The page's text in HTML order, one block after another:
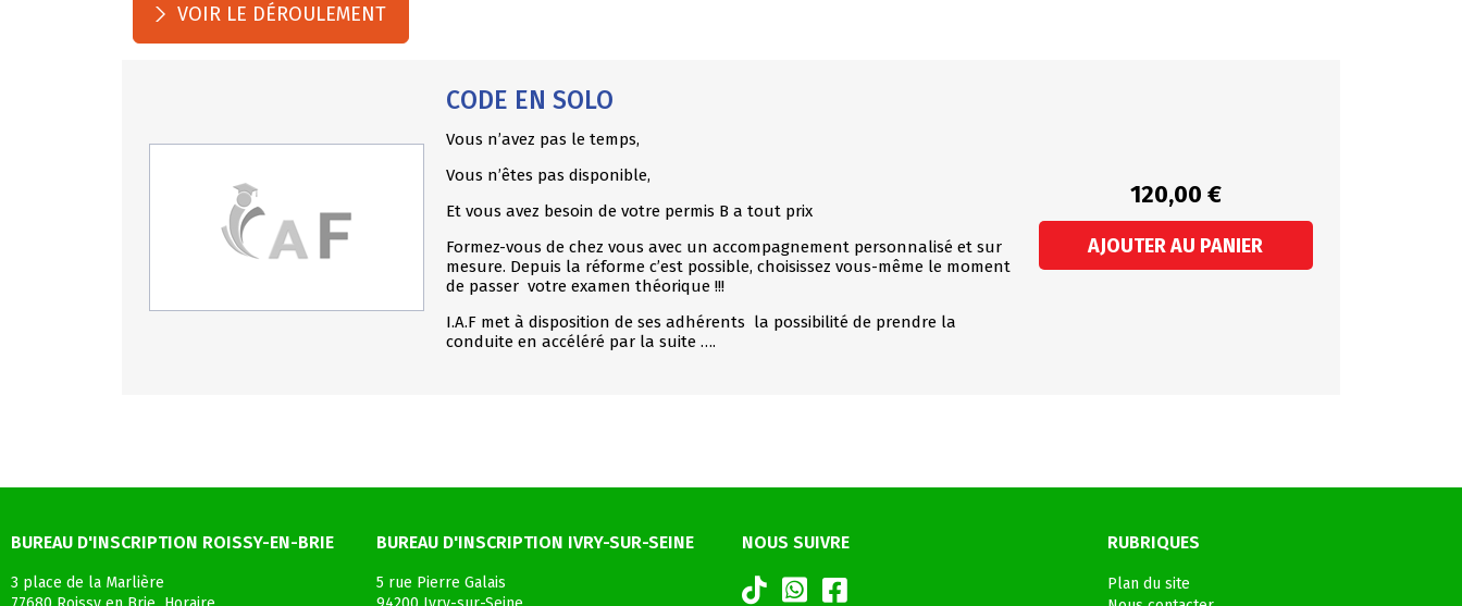
VOIR LE DÉROULEMENT
CODE EN SOLO
Vous n’avez pas le temps,
Vous n’êtes pas disponible,
Et vous avez besoin de votre permis B a tout prix
Formez-vous de chez vous avec un accompagnement personnalisé et sur
mesure. Depuis la réforme c’est possible, choisissez vous-même le moment
de passer votre examen théorique !!!
I.A.F met à disposition de ses adhérents la possibilité de prendre la
conduite en accéléré par la suite ….
120,00 €
AJOUTER AU PANIER
BUREAU D'INSCRIPTION ROISSY-EN-BRIE
3 place de la Marlière
BUREAU D'INSCRIPTION IVRY-SUR-SEINE
5 rue Pierre Galais
NOUS SUIVRE RUBRIQUES
Plan du site